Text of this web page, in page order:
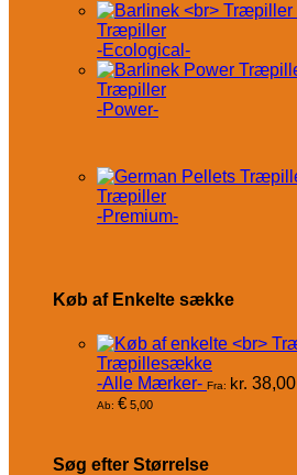
Træpiller
-Ecological-
Træpiller
-Power-
Træpiller
-Premium-
Køb af Enkelte sække
Træpillesække
-Alle Mærker- Fra: kr. 38,00
Ab: € 5,00
Søg efter Størrelse